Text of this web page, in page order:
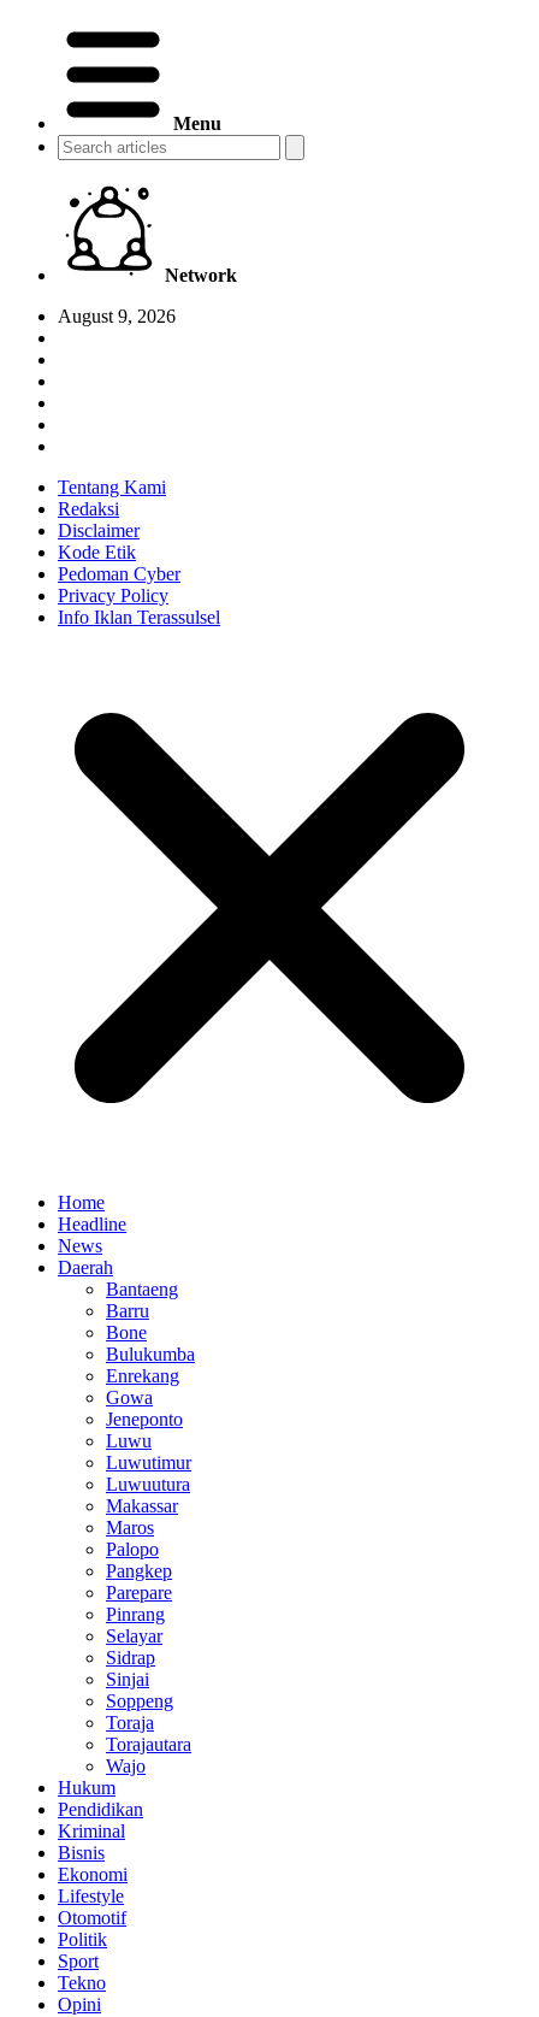
Menu
Network
August 9, 2026
Tentang Kami
Redaksi
Disclaimer
Kode Etik
Pedoman Cyber
Privacy Policy
Info Iklan Terassulsel
Home
Headline
News
Daerah
Bantaeng
Barru
Bone
Bulukumba
Enrekang
Gowa
Jeneponto
Luwu
Luwutimur
Luwuutura
Makassar
Maros
Palopo
Pangkep
Parepare
Pinrang
Selayar
Sidrap
Sinjai
Soppeng
Toraja
Torajautara
Wajo
Hukum
Pendidikan
Kriminal
Bisnis
Ekonomi
Lifestyle
Otomotif
Politik
Sport
Tekno
Opini